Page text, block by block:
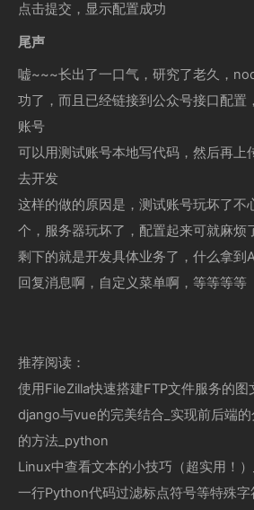
点击提交，显示配置成功
尾声
嘘~~~长出了一口气，研究了老久，
功了，而且已经链接到公众号接口配置
账号
可以用测试账号本地写代码，然后再上
去开发
这样的做的原因是，测试账号玩坏了不
个，服务器玩坏了，配置起来可就麻烦
剩下的就是开发具体业务了，什么拿到
回复消息啊，自定义菜单啊，等等等等
推荐阅读：
使用FileZilla快速搭建FTP文件服务的图
django与vue的完美结合_实现前后端
的方法_python
Linux中查看文本的小技巧（超实用！
一行Python代码过滤标点符号等特殊